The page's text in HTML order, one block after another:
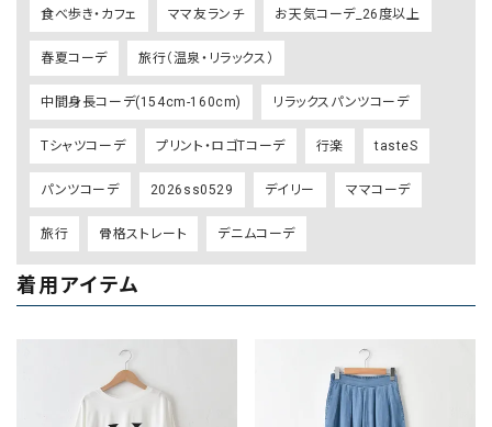
食べ歩き・カフェ ママ友ランチ お天気コーデ_26度以上
春夏コーデ 旅行（温泉・リラックス）
中間身長コーデ(154cm-160cm) リラックスパンツコーデ
Tシャツコーデ プリント・ロゴTコーデ 行楽 tasteS
パンツコーデ 2026ss0529 デイリー ママコーデ
旅行 骨格ストレート デニムコーデ
着用アイテム